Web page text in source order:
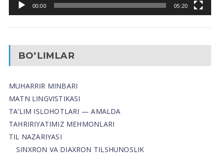
00:00 05:20
BO’LIMLAR
MUHARRIR MINBARI
MATN LINGVISTIKASI
TA’LIM ISLOHOTLARI — AMALDA
TAHRIRIYATIMIZ MEHMONLARI
TIL NAZARIYASI
SINXRON VA DIAXRON TILSHUNOSLIK